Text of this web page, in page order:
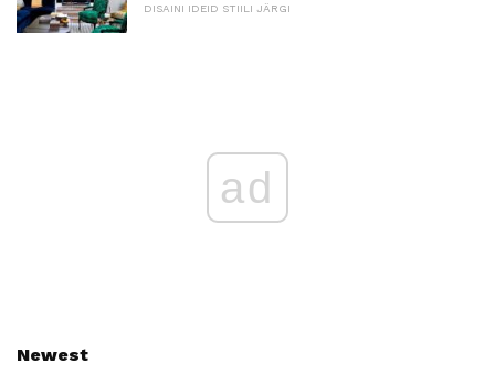
DISAINI IDEID STIILI JÄRGI
ad
Newest